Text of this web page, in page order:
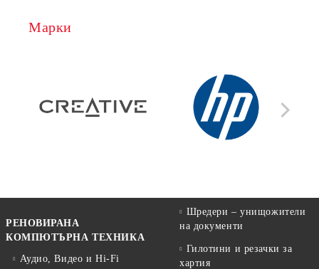
Марки
РЕНОВИРАНА
КОМПЮТЪРНА ТЕХНИКА
Аудио, Видео и Hi-Fi
Шредери – унищожители
на документи
Гилотини и резачки за
хартия